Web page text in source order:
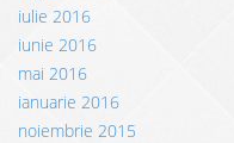
iulie 2016
iunie 2016
mai 2016
ianuarie 2016
noiembrie 2015